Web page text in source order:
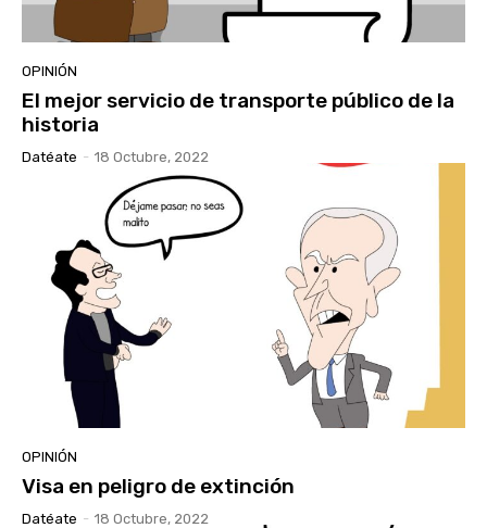
OPINIÓN
El mejor servicio de transporte público de la
historia
Datéate - 18 Octubre, 2022
OPINIÓN
Visa en peligro de extinción
Datéate - 18 Octubre, 2022